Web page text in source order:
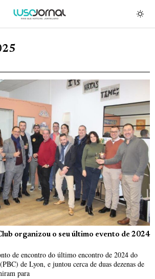
organizou o seu último evento de 2024
de encontro do último encontro de 2024 do
de Lyon, e juntou cerca de duas dezenas de
para